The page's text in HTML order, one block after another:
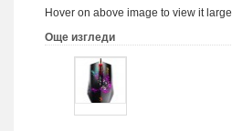
Hover on above image to view it large
Още изгледи